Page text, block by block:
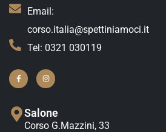
Email:
corso.italia@spettiniamoci.it
Tel: 0321 030119
Salone
Corso G.Mazzini, 33